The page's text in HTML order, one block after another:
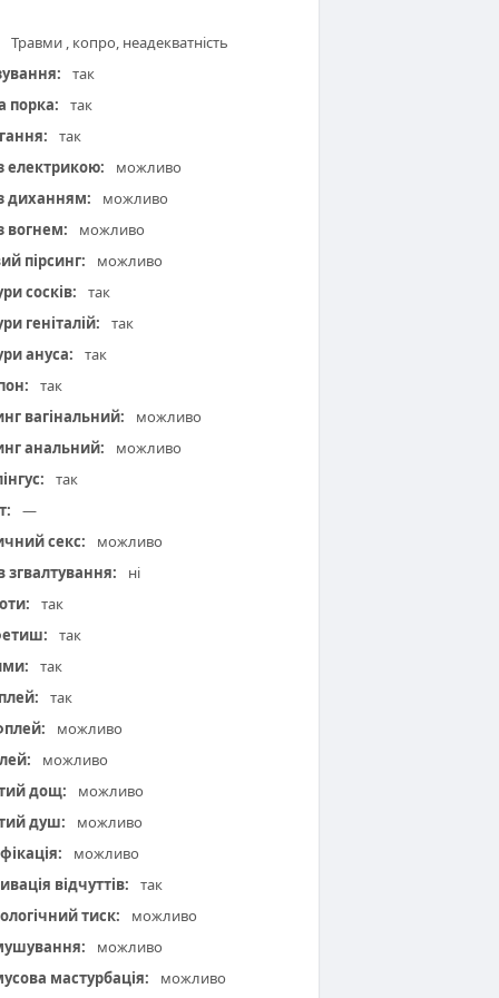
Травми , копро, неадекватність
так
порка:
так
так
електрикою:
можливо
диханням:
можливо
вогнем:
можливо
пірсинг:
можливо
сосків:
так
геніталій:
так
ануса:
так
так
вагінальний:
можливо
анальний:
можливо
так
—
секс:
можливо
згвалтування:
ні
так
так
так
так
можливо
можливо
дощ:
можливо
душ:
можливо
можливо
відчуттів:
так
тиск:
можливо
можливо
мастурбація:
можливо